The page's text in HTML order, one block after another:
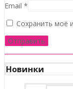
Email *
Сохранить моё
Новинки